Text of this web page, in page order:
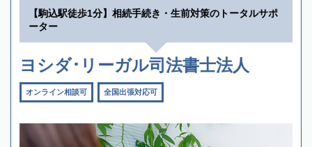
【駒込駅徒歩1分】相続手続き・生前対策のトータルサポ
ーター
ヨシダ･リーガル司法書士法人
オンライン相談可 全国出張対応可